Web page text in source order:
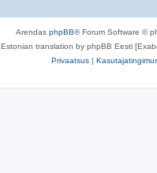
Arendas phpBB® Forum Software ©
Estonian translation by phpBB Eesti
Privaatsus |